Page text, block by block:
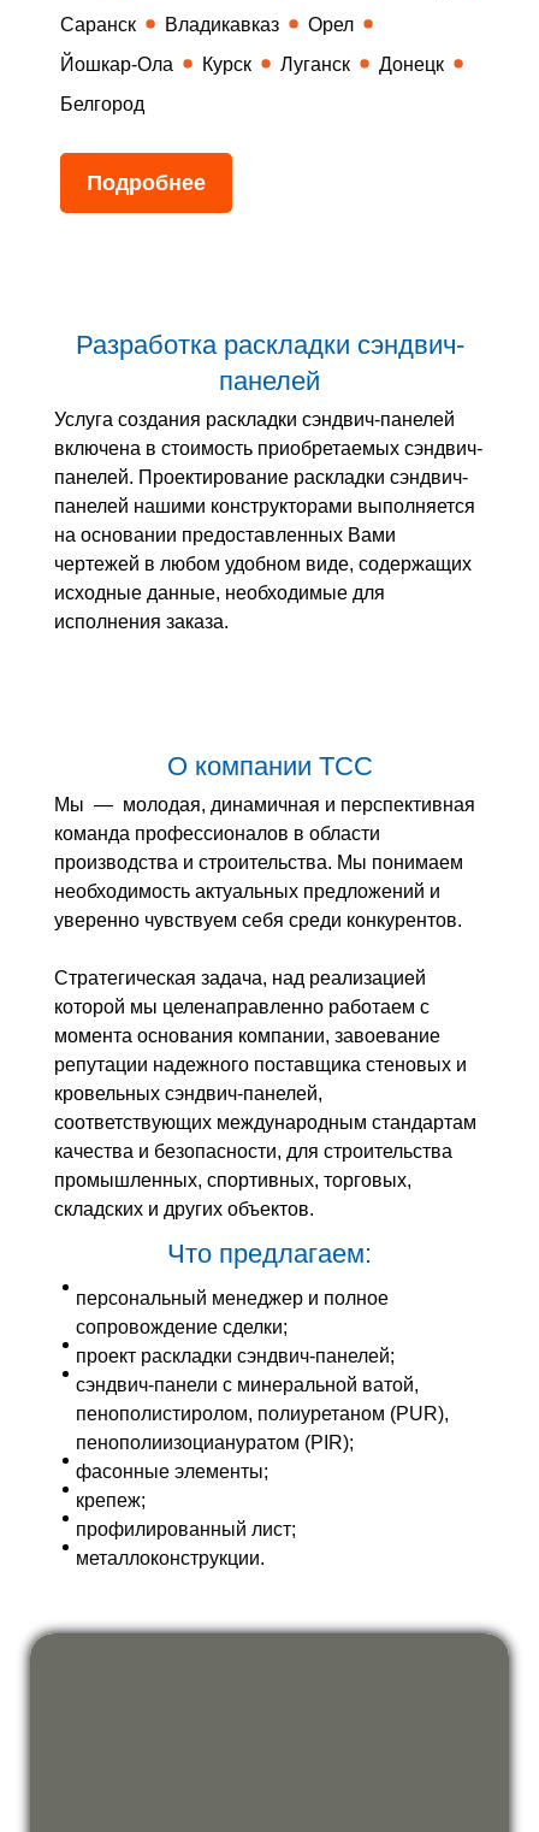
Саранск
Владикавказ
Орел
Йошкар-Ола
Курск Луганск
Донецк
Белгород
Подробнее
Разработка раскладки сэндвич-
панелей
Услуга создания раскладки сэндвич-панелей
включена в стоимость приобретаемых сэндвич-
панелей. Проектирование раскладки сэндвич-
панелей нашими конструкторами выполняется
на основании предоставленных Вами
чертежей в любом удобном виде, содержащих
исходные данные, необходимые для
исполнения заказа.
О компании ТСС
Мы — молодая, динамичная и перспективная
команда профессионалов в области
производства и строительства. Мы понимаем
необходимость актуальных предложений и
уверенно чувствуем себя среди конкурентов.
Стратегическая задача, над реализацией
которой мы целенаправленно работаем с
момента основания компании, завоевание
репутации надежного поставщика стеновых и
кровельных сэндвич-панелей,
соответствующих международным стандартам
качества и безопасности, для строительства
промышленных, спортивных, торговых,
складских и других объектов.
Что предлагаем:
персональный менеджер и полное
сопровождение сделки;
проект раскладки сэндвич-панелей;
сэндвич-панели с минеральной ватой,
пенополистиролом, полиуретаном (PUR),
пенополиизоциануратом (PIR);
фасонные элементы;
крепеж;
профилированный лист;
металлоконструкции.